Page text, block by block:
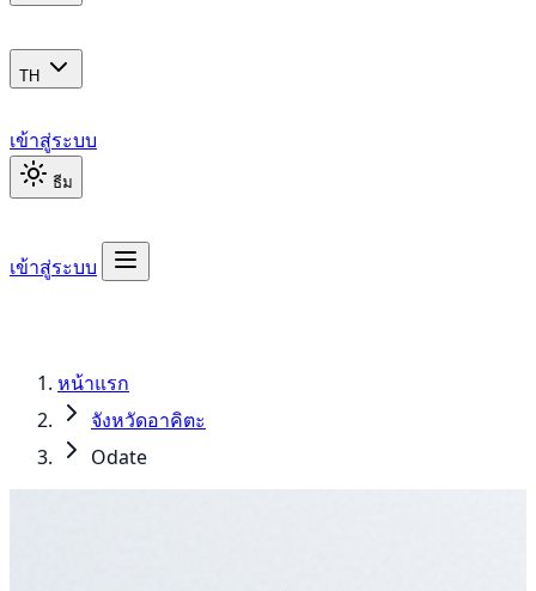
TH
เข้าสู่ระบบ
ธีม
เข้าสู่ระบบ
หน้าแรก
จังหวัดอาคิตะ
Odate